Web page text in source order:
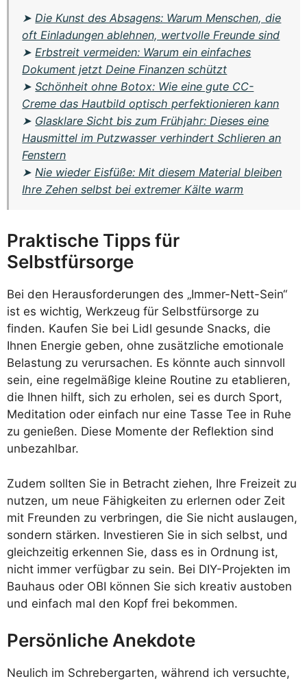
➤ Die Kunst des Absagens: Warum Menschen, die
oft Einladungen ablehnen, wertvolle Freunde sind
➤ Erbstreit vermeiden: Warum ein einfaches
Dokument jetzt Deine Finanzen schützt
➤Schönheit ohne Botox: Wie eine gute CC-
Creme das Hautbild optisch perfektionieren kann
➤ Glasklare Sicht bis zum Frühjahr: Dieses eine
Hausmittel im Putzwasser verhindert Schlieren an
Fenstern
➤ Nie wieder Eisfüße: Mit diesem Material bleiben
Ihre Zehen selbst bei extremer Kälte warm
Praktische Tipps für
Selbstfürsorge
Bei den Herausforderungen des „Immer-Nett-Sein“
ist es wichtig, Werkzeug für Selbstfürsorge zu
finden. Kaufen Sie bei Lidl gesunde Snacks, die
Ihnen Energie geben, ohne zusätzliche emotionale
Belastung zu verursachen. Es könnte auch sinnvoll
sein, eine regelmäßige kleine Routine zu etablieren,
die Ihnen hilft, sich zu erholen, sei es durch Sport,
Meditation oder einfach nur eine Tasse Tee in Ruhe
zu genießen. Diese Momente der Reflektion sind
unbezahlbar.
Zudem sollten Sie in Betracht ziehen, Ihre Freizeit zu
nutzen, um neue Fähigkeiten zu erlernen oder Zeit
mit Freunden zu verbringen, die Sie nicht auslaugen,
sondern stärken. Investieren Sie in sich selbst, und
gleichzeitig erkennen Sie, dass es in Ordnung ist,
nicht immer verfügbar zu sein. Bei DIY-Projekten im
Bauhaus oder OBI können Sie sich kreativ austoben
und einfach mal den Kopf frei bekommen.
Persönliche Anekdote
Neulich im Schrebergarten, während ich versuchte,